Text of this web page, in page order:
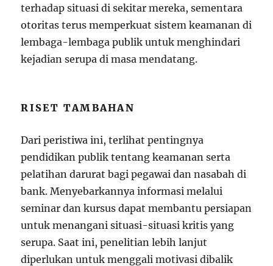
terhadap situasi di sekitar mereka, sementara
otoritas terus memperkuat sistem keamanan di
lembaga-lembaga publik untuk menghindari
kejadian serupa di masa mendatang.
RISET TAMBAHAN
Dari peristiwa ini, terlihat pentingnya
pendidikan publik tentang keamanan serta
pelatihan darurat bagi pegawai dan nasabah di
bank. Menyebarkannya informasi melalui
seminar dan kursus dapat membantu persiapan
untuk menangani situasi-situasi kritis yang
serupa. Saat ini, penelitian lebih lanjut
diperlukan untuk menggali motivasi dibalik